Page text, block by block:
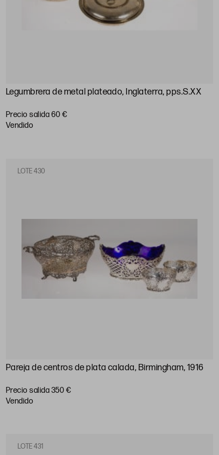
Legumbrera de metal plateado, Inglaterra, pps.S.XX
Precio salida 60 €
vendido
LOTE 430
Pareja de centros de plata calada, Birmingham, 1916
Precio salida 350 €
vendido
LOTE 431